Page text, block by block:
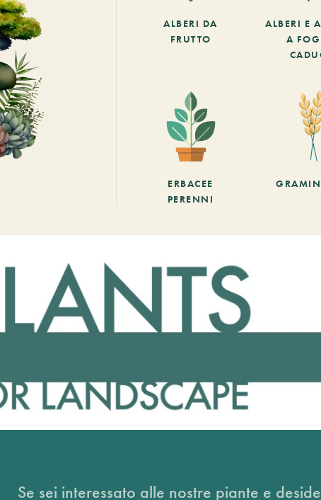
ALBERI DA
FRUTTO
ALBERI E
A
ERBACEE
PERENNI
Se sei interessato alle nostre piante e